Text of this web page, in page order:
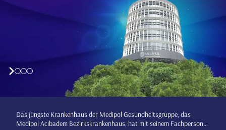
Das jüngste Krankenhaus der Medipol Gesundheitsgruppe, das
Medipol Acıbadem Bezirkskrankenhaus, hat mit seinem Fachpersonal